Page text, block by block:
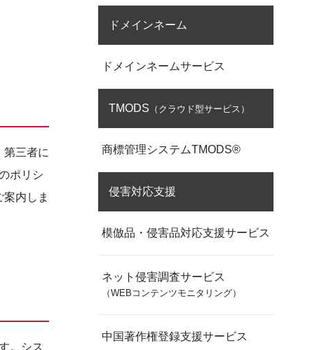
第三者に
ポリシ
内しま
。シス
ドメインネーム
ドメインネームサービス
TMODS （クラウド型サービス）
商標管理システムTMODS®
侵害対応支援
模倣品・侵害品対応支援サービス
ネット侵害調査サービス
（WEBコンテンツモニタリング）
中国著作権登録支援サービス